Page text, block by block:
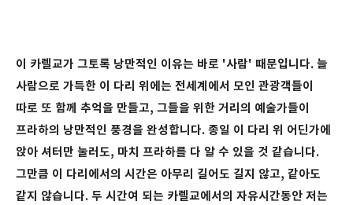
이 카렐교가 그토록 낭만적인 이유는 바로 '사람' 때문입니다. 늘
사람으로 가득한 이 다리 위에는 전세계에서 모인 관광객들이
따로 또 함께 추억을 만들고, 그들을 위한 거리의 예술가들이
프라하의 낭만적인 풍경을 완성합니다. 종일 이 다리 위 어딘가에
앉아 셔터만 눌러도, 마치 프라하를 다 알 수 있을 것 같습니다.
그만큼 이 다리에서의 시간은 아무리 길어도 길지 않고, 같아도
같지 않습니다. 두 시간여 되는 카렐교에서의 자유시간동안 저는